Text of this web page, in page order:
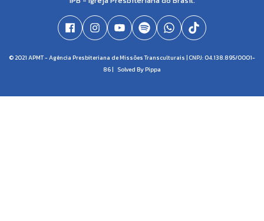
© 2021 APMT - Agência Presbiteriana de Missões Transculturais | CNPJ: 04.138.895/0001-
86 | Solved By Pippa